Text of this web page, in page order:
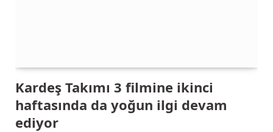
Kardeş Takımı 3 filmine ikinci
haftasında da yoğun ilgi devam
ediyor